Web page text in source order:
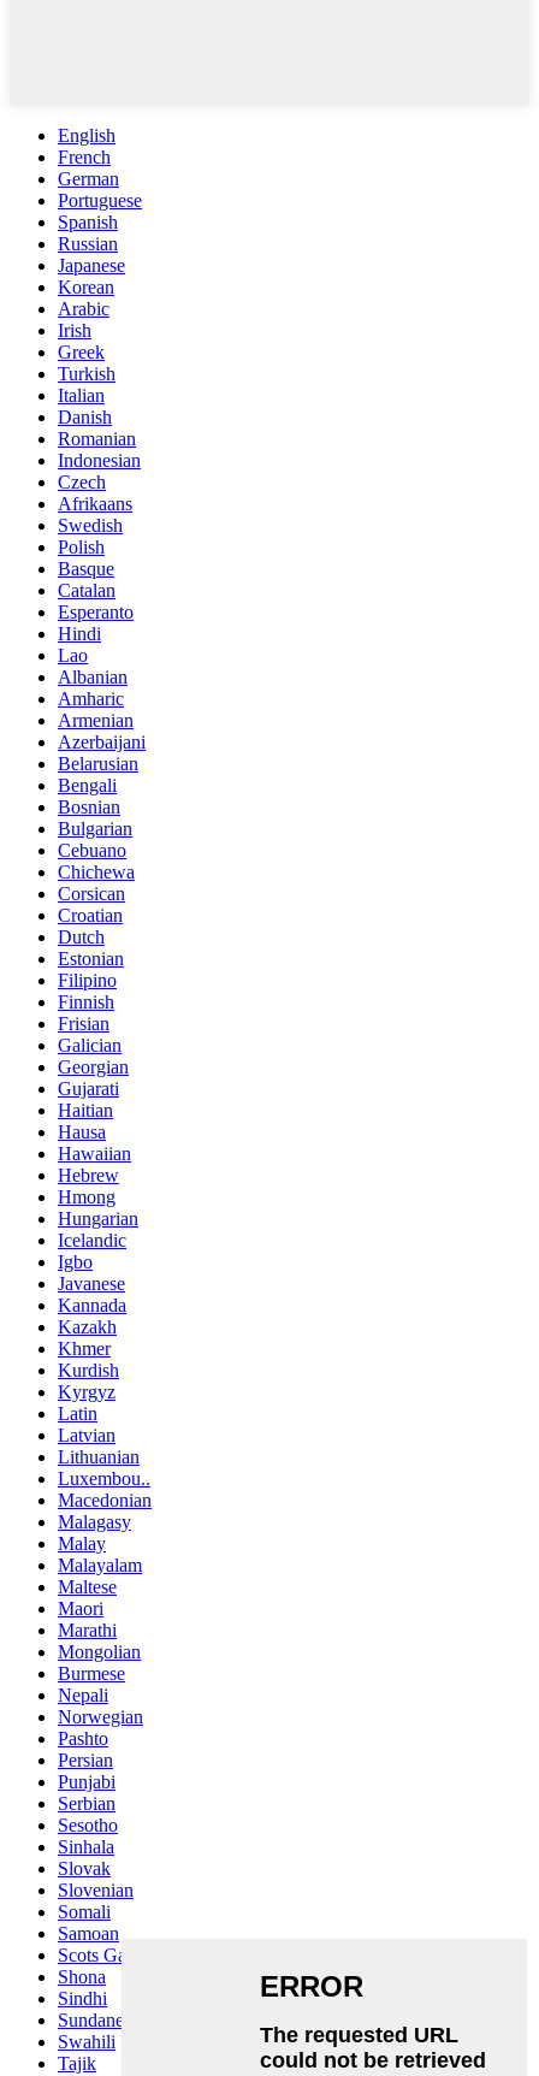
English
French
German
Portuguese
Spanish
Russian
Japanese
Korean
Arabic
Irish
Greek
Turkish
Italian
Danish
Romanian
Indonesian
Czech
Afrikaans
Swedish
Polish
Basque
Catalan
Esperanto
Hindi
Lao
Albanian
Amharic
Armenian
Azerbaijani
Belarusian
Bengali
Bosnian
Bulgarian
Cebuano
Chichewa
Corsican
Croatian
Dutch
Estonian
Filipino
Finnish
Frisian
Galician
Georgian
Gujarati
Haitian
Hausa
Hawaiian
Hebrew
Hmong
Hungarian
Icelandic
Igbo
Javanese
Kannada
Kazakh
Khmer
Kurdish
Kyrgyz
Latin
Latvian
Lithuanian
Luxembou..
Macedonian
Malagasy
Malay
Malayalam
Maltese
Maori
Marathi
Mongolian
Burmese
Nepali
Norwegian
Pashto
Persian
Punjabi
Serbian
Sesotho
Sinhala
Slovak
Slovenian
Somali
Samoan
Scots Gaelic
Shona
Sindhi
Sundanese
Swahili
Tajik